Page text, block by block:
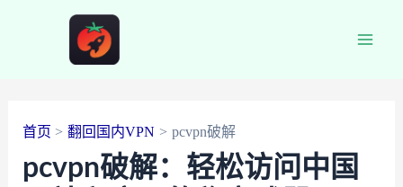
首页 翻回国内VPN pcvpn破解
pcvpn破解：轻松访问中国